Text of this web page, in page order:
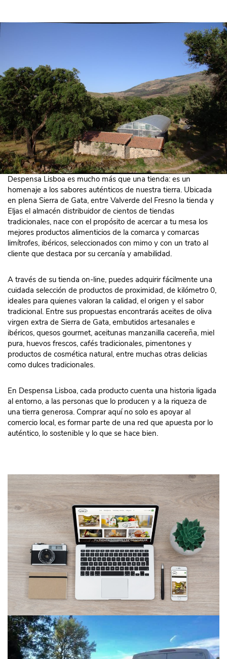
Despensa Lisboa es mucho más que una tienda: es un
homenaje a los sabores auténticos de nuestra tierra. Ubicada
en plena Sierra de Gata, entre Valverde del Fresno la tienda y
Eljas el almacén distribuidor de cientos de tiendas
tradicionales, nace con el propósito de acercar a tu mesa los
mejores productos alimenticios de la comarca y comarcas
limítrofes, ibéricos, seleccionados con mimo y con un trato al
cliente que destaca por su cercanía y amabilidad.
A través de su tienda on-line, puedes adquirir fácilmente una
cuidada selección de productos de proximidad, de kilómetro 0,
ideales para quienes valoran la calidad, el origen y el sabor
tradicional. Entre sus propuestas encontrarás aceites de oliva
virgen extra de Sierra de Gata, embutidos artesanales e
ibéricos, quesos gourmet, aceitunas manzanilla cacereña, miel
pura, huevos frescos, cafés tradicionales, pimentones y
productos de cosmética natural, entre muchas otras delicias
como dulces tradicionales.
En Despensa Lisboa, cada producto cuenta una historia ligada
al entorno, a las personas que lo producen y a la riqueza de
una tierra generosa. Comprar aquí no solo es apoyar al
comercio local, es formar parte de una red que apuesta por lo
auténtico, lo sostenible y lo que se hace bien.